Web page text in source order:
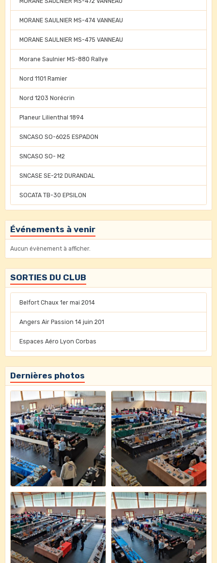
MORANE SAULNIER MS-474 VANNEAU
MORANE SAULNIER MS-475 VANNEAU
Morane Saulnier MS-880 Rallye
Nord 1101 Ramier
Nord 1203 Norécrin
Planeur Lilienthal 1894
SNCASO SO-6025 ESPADON
SNCASO SO- M2
SNCASE SE-212 DURANDAL
SOCATA TB-30 EPSILON
Événements à venir
Aucun évènement à afficher.
SORTIES DU CLUB
Belfort Chaux 1er mai 2014
Angers Air Passion 14 juin 201
Espaces Aéro Lyon Corbas
Dernières photos